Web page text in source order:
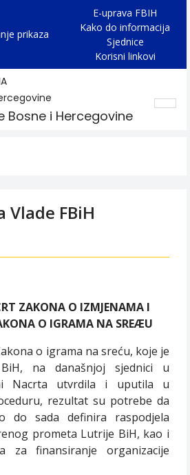
prikaza
E-uprava FBIH
Kako do informacija
Sjednice
Korisni linkovi
Bosne i Hercegovine
Vlade FBiH
ZAKONA O IZMJENAMA I
O IGRAMA NA SREÆU
o igrama na sreću, koje je
BiH, na današnjoj sjednici u
Nacrta utvrdila i uputila u
rezultat su potrebe da
do sada definira raspodjela
prometa Lutrije BiH, kao i
za finansiranje organizacije